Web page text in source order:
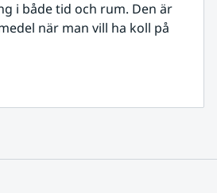
i både tid och rum. Den är
när man vill ha koll på